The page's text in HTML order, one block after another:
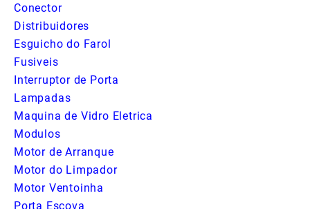
Conector
Distribuidores
Esguicho do Farol
Fusiveis
Interruptor de Porta
Lampadas
Maquina de Vidro Eletrica
Modulos
Motor de Arranque
Motor do Limpador
Motor Ventoinha
Porta Escova